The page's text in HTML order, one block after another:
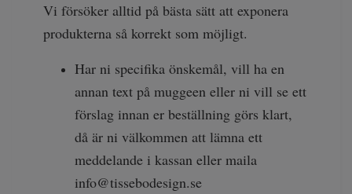
Vi försöker alltid på bästa sätt att exponera
produkterna så korrekt som möjligt.
Har ni specifika önskemål, vill ha en
annan text på muggeen eller ni vill se ett
förslag innan er beställning görs klart,
då är ni välkommen att lämna ett
meddelande i kassan eller maila
info@tissebodesign.se